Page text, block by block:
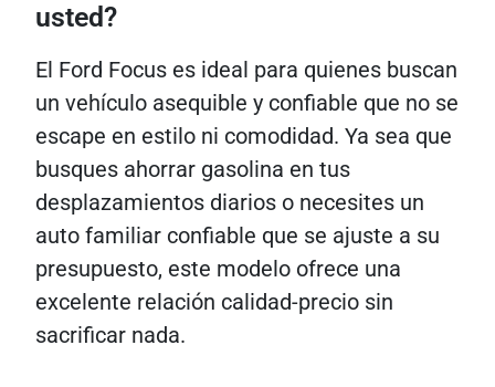
usted?
El Ford Focus es ideal para quienes buscan
un vehículo asequible y confiable que no se
escape en estilo ni comodidad. Ya sea que
busques ahorrar gasolina en tus
desplazamientos diarios o necesites un
auto familiar confiable que se ajuste a su
presupuesto, este modelo ofrece una
excelente relación calidad-precio sin
sacrificar nada.